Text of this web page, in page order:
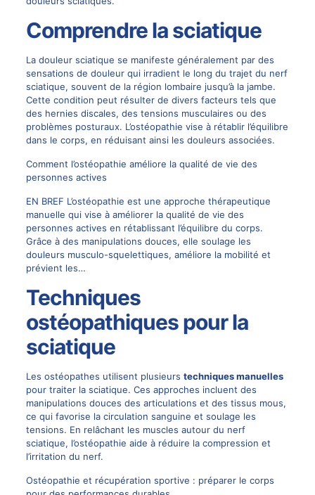
Comprendre la sciatique
La douleur sciatique se manifeste généralement par des
sensations de douleur qui irradient le long du trajet du nerf
sciatique, souvent de la région lombaire jusqu’à la jambe.
Cette condition peut résulter de divers facteurs tels que
des hernies discales, des tensions musculaires ou des
problèmes posturaux. L’ostéopathie vise à rétablir l’équilibre
dans le corps, en réduisant ainsi les douleurs associées.
Comment l’ostéopathie améliore la qualité de vie des
personnes actives
EN BREF L’ostéopathie est une approche thérapeutique
manuelle qui vise à améliorer la qualité de vie des
personnes actives en rétablissant l’équilibre du corps.
Grâce à des manipulations douces, elle soulage les
douleurs musculo-squelettiques, améliore la mobilité et
prévient les…
Techniques
ostéopathiques pour la
sciatique
Les ostéopathes utilisent plusieurs techniques manuelles
pour traiter la sciatique. Ces approches incluent des
manipulations douces des articulations et des tissus mous,
ce qui favorise la circulation sanguine et soulage les
tensions. En relâchant les muscles autour du nerf
sciatique, l’ostéopathie aide à réduire la compression et
l’irritation du nerf.
Ostéopathie et récupération sportive : préparer le corps